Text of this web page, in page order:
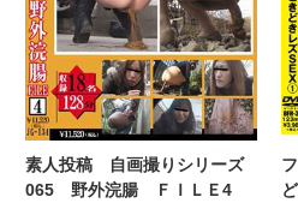
素人投稿 自画撮りシリーズ
065 野外浣腸 ＦＩＬＥ4